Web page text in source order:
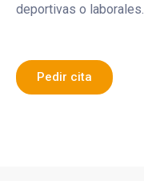
deportivas o laborales.
Pedir cita